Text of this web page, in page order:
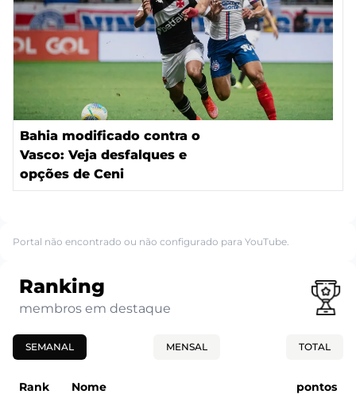
Bahia modificado contra o
Vasco: Veja desfalques e
opções de Ceni
Portal não encontrado ou não configurado para YouTube.
Ranking
membros em destaque
SEMANAL MENSAL TOTAL
Rank Nome pontos